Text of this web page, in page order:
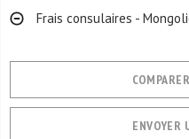
Frais consulaires -
ENVOYER